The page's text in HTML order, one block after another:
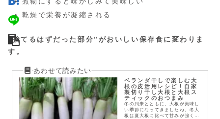
乾燥で栄養が凝縮される
“捨てるはずだった部分”がおいしい保存食に変わりま
す。
ベランダ干しで楽しむ大
根の皮活用レシピ！自家
製切り干し大根と大根ス
ティックのおつまみ
冬の到来とともに、大根が美味し
い季節になってきましたね。冬大
根は夏大根に比べて甘みが強く、